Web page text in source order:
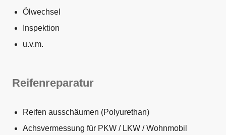
Ölwechsel
Inspektion
u.v.m.
Reifenreparatur
Reifen ausschäumen (Polyurethan)
Achsvermessung für PKW / LKW / Wohnmobil